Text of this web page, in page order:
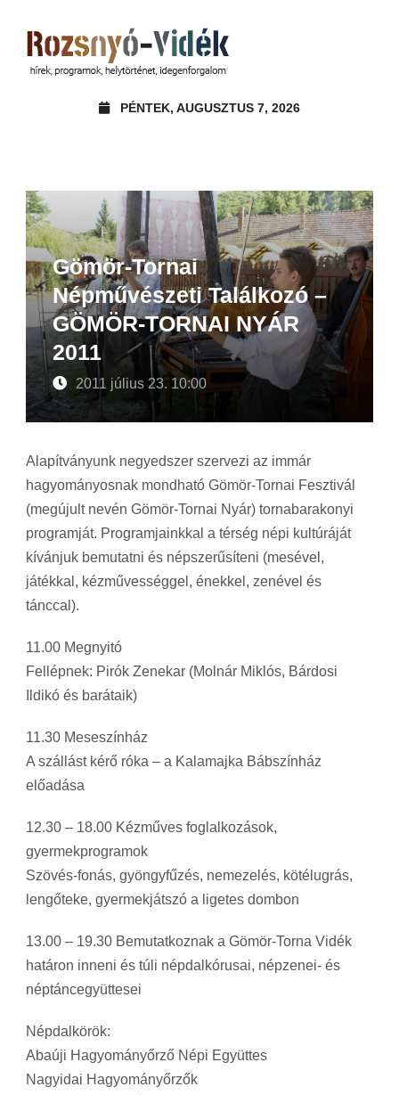
PÉNTEK, AUGUSZTUS 7, 2026
Gömör-Tornai
Népművészeti Találkozó –
GÖMÖR-TORNAI NYÁR
2011
2011 július 23. 10:00
Alapítványunk negyedszer szervezi az immár
hagyományosnak mondható Gömör-Tornai Fesztivál
(megújult nevén Gömör-Tornai Nyár) tornabarakonyi
programját. Programjainkkal a térség népi kultúráját
kívánjuk bemutatni és népszerűsíteni (mesével,
játékkal, kézművességgel, énekkel, zenével és
tánccal).
11.00 Megnyitó
Fellépnek: Pirók Zenekar (Molnár Miklós, Bárdosi
Ildikó és barátaik)
11.30 Meseszínház
A szállást kérő róka – a Kalamajka Bábszínház
előadása
12.30 – 18.00 Kézműves foglalkozások,
gyermekprogramok
Szövés-fonás, gyöngyfűzés, nemezelés, kötélugrás,
lengőteke, gyermekjátszó a ligetes dombon
13.00 – 19.30 Bemutatkoznak a Gömör-Torna Vidék
határon inneni és túli népdalkórusai, népzenei- és
néptáncegyüttesei
Népdalkörök:
Abaúji Hagyományőrző Népi Együttes
Nagyidai Hagyományőrzők